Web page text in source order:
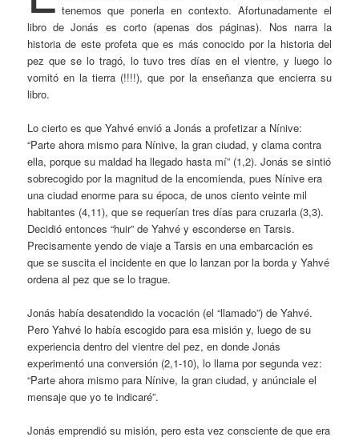
tenemos que ponerla en contexto. Afortunadamente el
libro de Jonás es corto (apenas dos páginas). Nos narra la
historia de este profeta que es más conocido por la historia del
pez que se lo tragó, lo tuvo tres días en el vientre, y luego lo
vomitó en la tierra (!!!!), que por la enseñanza que encierra su
libro.
Lo cierto es que Yahvé envió a Jonás a profetizar a Nínive:
“Parte ahora mismo para Nínive, la gran ciudad, y clama contra
ella, porque su maldad ha llegado hasta mí” (1,2). Jonás se sintió
sobrecogido por la magnitud de la encomienda, pues Nínive era
una ciudad enorme para su época, de unos ciento veinte mil
habitantes (4,11), que se requerían tres días para cruzarla (3,3).
Decidió entonces “huir” de Yahvé y esconderse en Tarsis.
Precisamente yendo de viaje a Tarsis en una embarcación es
que se suscita el incidente en que lo lanzan por la borda y Yahvé
ordena al pez que se lo trague.
Jonás había desatendido la vocación (el “llamado”) de Yahvé.
Pero Yahvé lo había escogido para esa misión y, luego de su
experiencia dentro del vientre del pez, en donde Jonás
experimentó una conversión (2,1-10), lo llama por segunda vez:
“Parte ahora mismo para Nínive, la gran ciudad, y anúnciale el
mensaje que yo te indicaré”.
Jonás emprendió su misión, pero esta vez consciente de que era